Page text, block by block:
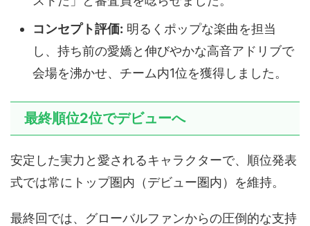
コンセプト評価: 明るくポップな楽曲を担当
し、持ち前の愛嬌と伸びやかな高音アドリブで
会場を沸かせ、チーム内1位を獲得しました。
最終順位2位でデビューへ
安定した実力と愛されるキャラクターで、順位発表
式では常にトップ圏内（デビュー圏内）を維持。
最終回では、グローバルファンからの圧倒的な支持